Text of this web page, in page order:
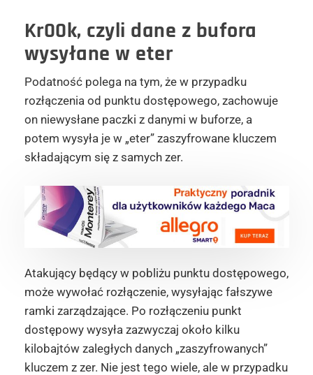
Kr00k, czyli dane z bufora
wysyłane w eter
Podatność polega na tym, że w przypadku
rozłączenia od punktu dostępowego, zachowuje
on niewysłane paczki z danymi w buforze, a
potem wysyła je w „eter” zaszyfrowane kluczem
składającym się z samych zer.
Atakujący będący w pobliżu punktu dostępowego,
może wywołać rozłączenie, wysyłając fałszywe
ramki zarządzające. Po rozłączeniu punkt
dostępowy wysyła zazwyczaj około kilku
kilobajtów zaległych danych „zaszyfrowanych”
kluczem z zer. Nie jest tego wiele, ale w przypadku